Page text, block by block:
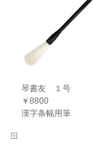
琴書友 １号
￥8800
漢字条幅用筆